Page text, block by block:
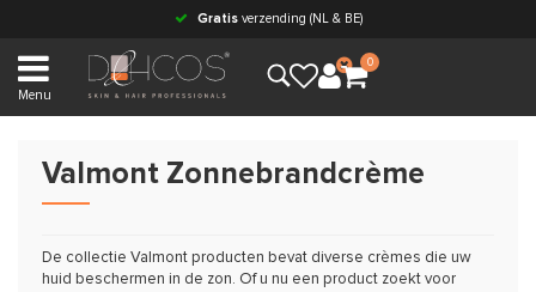
Gratisverzending (NL & BE)
Menu
0
Valmont Zonnebrandcrème
De collectie Valmont producten bevat diverse crèmes die uw
huid beschermen in de zon. Of u nu een product zoekt voor